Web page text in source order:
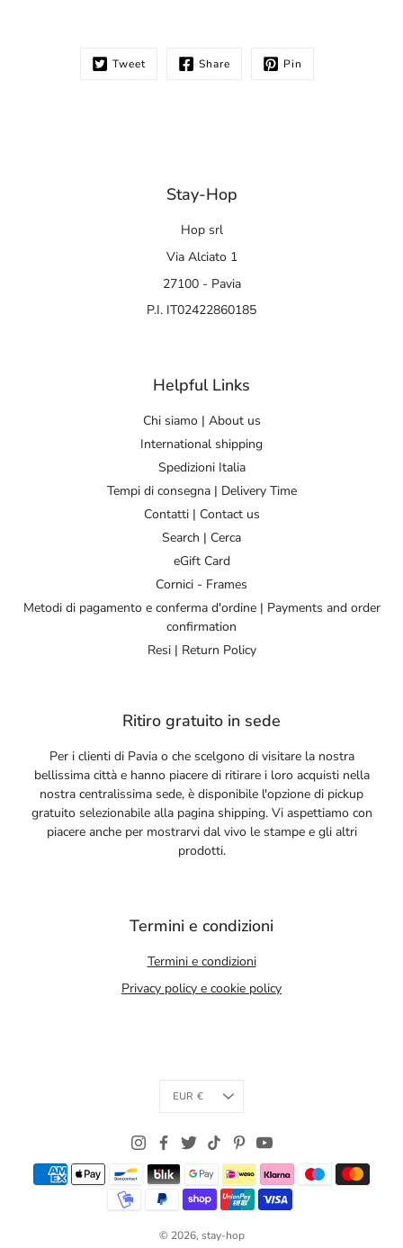
Tweet Share Pin
Stay-Hop
Hop srl
Via Alciato 1
27100 - Pavia
P.I. IT02422860185
Helpful Links
Chi siamo | About us
International shipping
Spedizioni Italia
Tempi di consegna | Delivery Time
Contatti | Contact us
Search | Cerca
eGift Card
Cornici - Frames
Metodi di pagamento e conferma d'ordine | Payments and order
confirmation
Resi | Return Policy
Ritiro gratuito in sede
Per i clienti di Pavia o che scelgono di visitare la nostra
bellissima città e hanno piacere di ritirare i loro acquisti nella
nostra centralissima sede, è disponibile l'opzione di pickup
gratuito selezionabile alla pagina shipping. Vi aspettiamo con
piacere anche per mostrarvi dal vivo le stampe e gli altri
prodotti.
Termini e condizioni
Termini e condizioni
Privacy policy e cookie policy
Currency
EUR €
© 2026, stay-hop